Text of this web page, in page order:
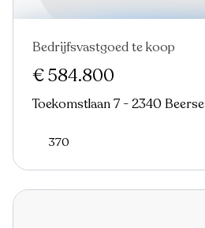
Bedrijfsvastgoed te koop
€ 584.800
Toekomstlaan 7 - 2340 Beerse
370